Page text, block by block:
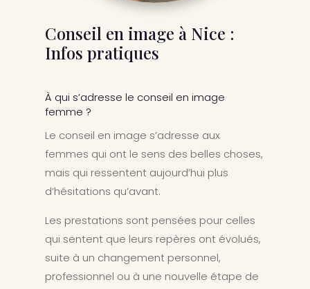
Conseil en image à Nice :
Infos pratiques
À qui s’adresse le conseil en image
femme ?
Le conseil en image s’adresse aux
femmes qui ont le sens des belles choses,
mais qui ressentent aujourd’hui plus
d’hésitations qu’avant.
Les prestations sont pensées pour celles
qui sentent que leurs repères ont évolués,
suite à un changement personnel,
professionnel ou à une nouvelle étape de